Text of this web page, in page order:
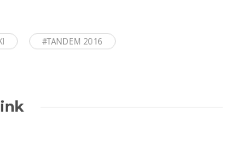
#TANDEM 2016